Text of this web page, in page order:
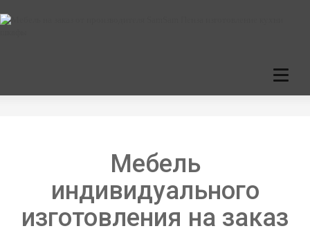
C
a
t
Мебель
индивидуального
изготовления на заказ